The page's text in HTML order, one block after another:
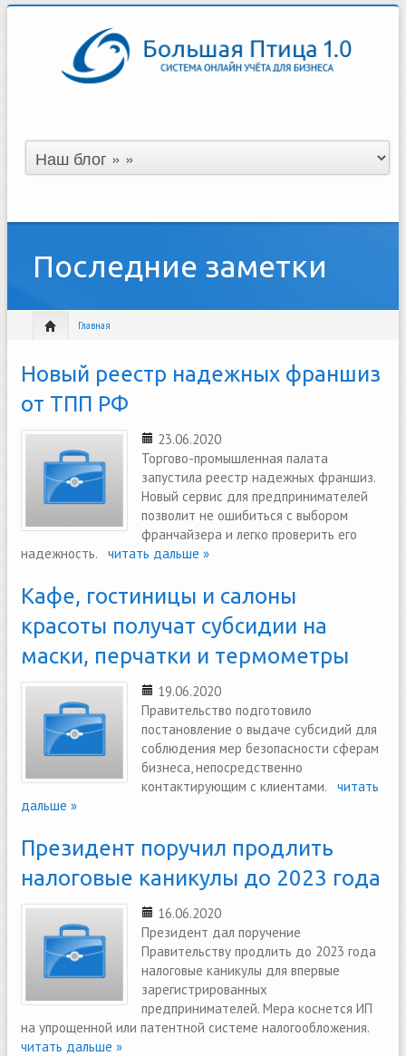
Последние заметки
Главная
Новый реестр надежных франшиз
от ТПП РФ
23.06.2020
Торгово-промышленная палата
запустила реестр надежных франшиз.
Новый сервис для предпринимателей
позволит не ошибиться с выбором
франчайзера и легко проверить его
надежность. читать дальше »
Кафе, гостиницы и салоны
красоты получат субсидии на
маски, перчатки и термометры
19.06.2020
Правительство подготовило
постановление о выдаче субсидий для
соблюдения мер безопасности сферам
бизнеса, непосредственно
контактирующим с клиентами. читать
дальше »
Президент поручил продлить
налоговые каникулы до 2023 года
16.06.2020
Президент дал поручение
Правительству продлить до 2023 года
налоговые каникулы для впервые
зарегистрированных
предпринимателей. Мера коснется ИП
на упрощенной или патентной системе налогообложения.
читать дальше »